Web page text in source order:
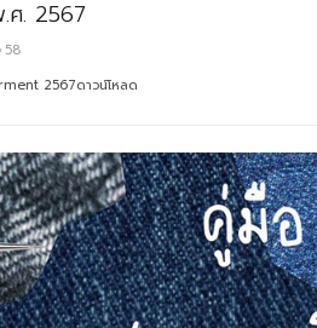
. 2567
58
2567ดาวน์โหลด